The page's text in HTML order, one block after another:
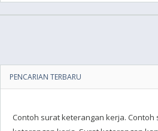
PENCARIAN TERBARU
Contoh surat keterangan kerja.